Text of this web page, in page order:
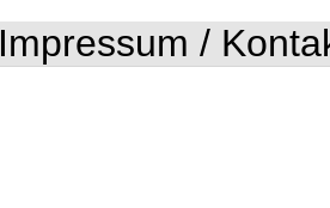
Impressum /